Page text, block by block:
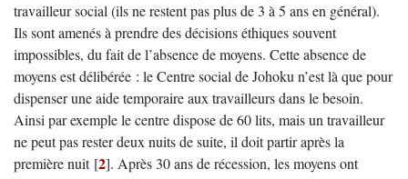
travailleur social (ils ne restent pas plus de 3 à 5 ans en général).
Ils sont amenés à prendre des décisions éthiques souvent
impossibles, du fait de l’absence de moyens. Cette absence de
moyens est délibérée : le Centre social de Johoku n’est là que pour
dispenser une aide temporaire aux travailleurs dans le besoin.
Ainsi par exemple le centre dispose de 60 lits, mais un travailleur
ne peut pas rester deux nuits de suite, il doit partir après la
première nuit[2]. Après 30 ans de récession, les moyens ont